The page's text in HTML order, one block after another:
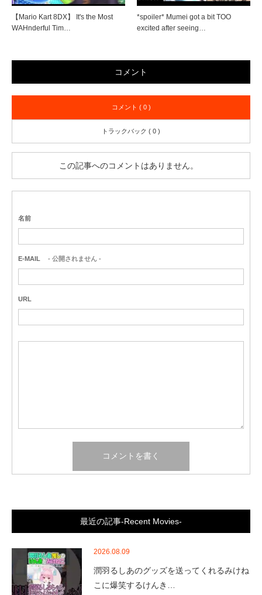
【Mario Kart 8DX】 It's the Most
WAHnderful Tim…
*spoiler* Mumei got a bit TOO
excited after seeing…
コメント
コメント ( 0 )
トラックバック ( 0 )
この記事へのコメントはありません。
名前
E-MAIL - 公開されません -
URL
最近の記事-Recent Movies-
2026.08.09
潤羽るしあのグッズを送ってくれるみけね
こに爆笑するけんき…